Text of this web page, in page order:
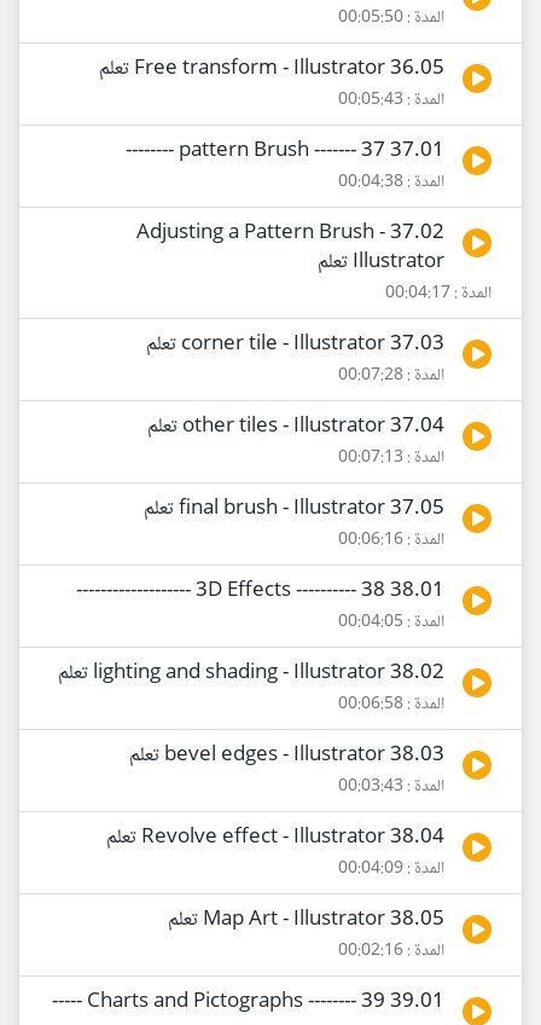
المدة : 00:05:50
36.05 Free transform - Illustrator تعلم
المدة : 00:05:43
37.01 pattern Brush ------- 37 --------
المدة : 00:04:38
37.02 Adjusting a Pattern Brush -
Illustrator تعلم
المدة : 00:04:17
37.03 corner tile - Illustrator تعلم
المدة : 00:07:28
37.04 other tiles - Illustrator تعلم
المدة : 00:07:13
37.05 final brush - Illustrator تعلم
المدة : 00:06:16
38.01 3D Effects ---------- 38 -------------------
المدة : 00:04:05
38.02 lighting and shading - Illustrator تعلم
المدة : 00:06:58
38.03 bevel edges - Illustrator تعلم
المدة : 00:03:43
38.04 Revolve effect - Illustrator تعلم
المدة : 00:04:09
38.05 Map Art - Illustrator تعلم
المدة : 00:02:16
39.01 Charts and Pictographs -------- 39 -----